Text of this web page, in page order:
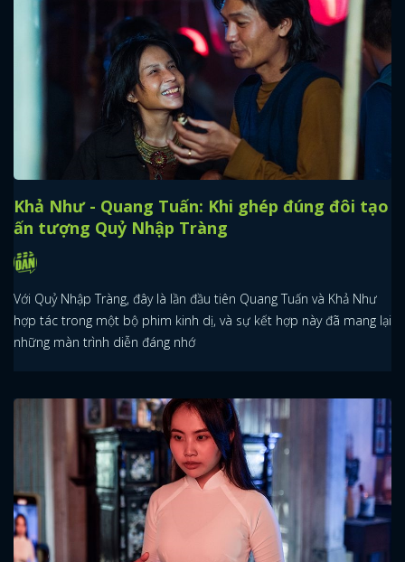
Khả Như - Quang Tuấn: Khi ghép đúng đôi tạo
ấn tượng Quỷ Nhập Tràng
Với Quỷ Nhập Tràng, đây là lần đầu tiên Quang Tuấn và Khả Như
hợp tác trong một bộ phim kinh dị, và sự kết hợp này đã mang lại
những màn trình diễn đáng nhớ